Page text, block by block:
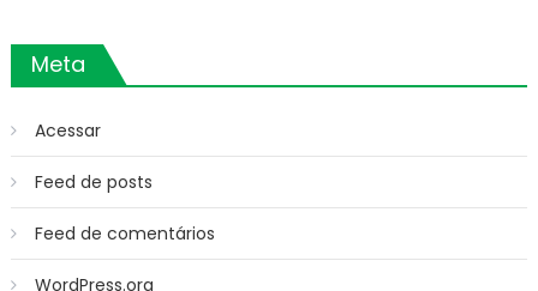
Meta
Acessar
Feed de posts
Feed de comentários
WordPress.org